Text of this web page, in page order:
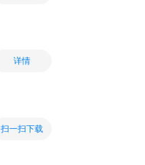
详情
扫一扫下载